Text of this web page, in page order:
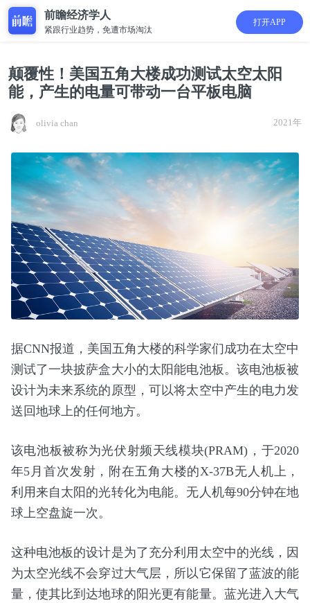
前瞻经济学人
紧跟行业趋势，免遭市场淘汰
打开APP
颠覆性！美国五角大楼成功测试太空太阳
能，产生的电量可带动一台平板电脑
olivia chan 2021年
据CNN报道，美国五角大楼的科学家们成功在太空中
测试了一块披萨盒大小的太阳能电池板。该电池板被
设计为未来系统的原型，可以将太空中产生的电力发
送回地球上的任何地方。
该电池板被称为光伏射频天线模块(PRAM)，于2020
年5月首次发射，附在五角大楼的X-37B无人机上，
利用来自太阳的光转化为电能。无人机每90分钟在地
球上空盘旋一次。
这种电池板的设计是为了充分利用太空中的光线，因
为太空光线不会穿过大气层，所以它保留了蓝波的能
量，使其比到达地球的阳光更有能量。蓝光进入大气